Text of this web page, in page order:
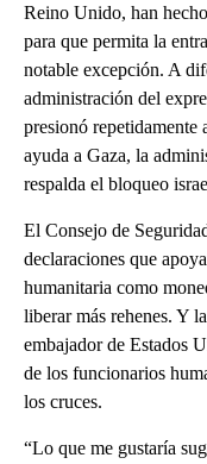
Reino Unido, han
para que permita la
notable excepción. A
administración del
presionó repetidamente
ayuda a Gaza, la
respalda el bloqueo
El Consejo de
declaraciones que
humanitaria como
liberar más rehenes. Y
embajador de Estados
de los funcionarios
los cruces.
“Lo que me gustaría